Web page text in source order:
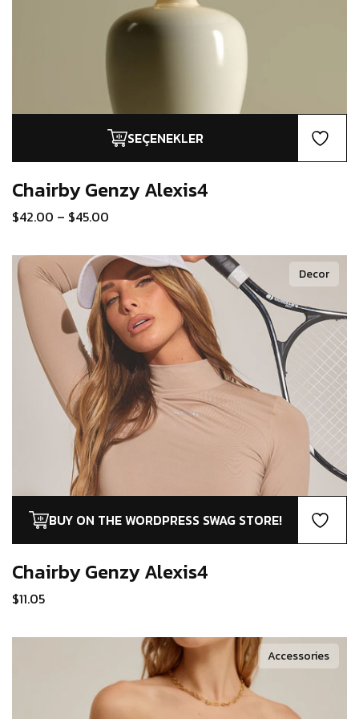
SEÇENEKLER
Bu
ürünün
birden
Seçenekler
ürün
sayfasından
seçilebilir
Chairby GenzyAlexis4
$42.00 – $45.00
BUY ON THE WORDPRESS SWAG STORE!
Decor
Chairby GenzyAlexis4
$11.05
Accessories